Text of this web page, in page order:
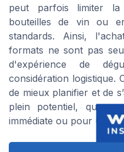
peut parfois limiter la
bouteilles de vin ou
standards. Ainsi,
formats ne sont pas
d'expérience de
considération logistique.
de mieux planifier et de
plein potentiel, que
immédiate ou pour une